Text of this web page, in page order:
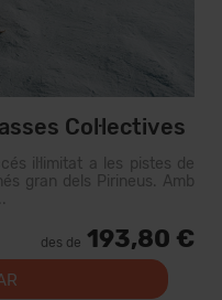
Col·lectives
il·limitat a les pistes de
gran dels Pirineus. Amb
des de 193,80 €